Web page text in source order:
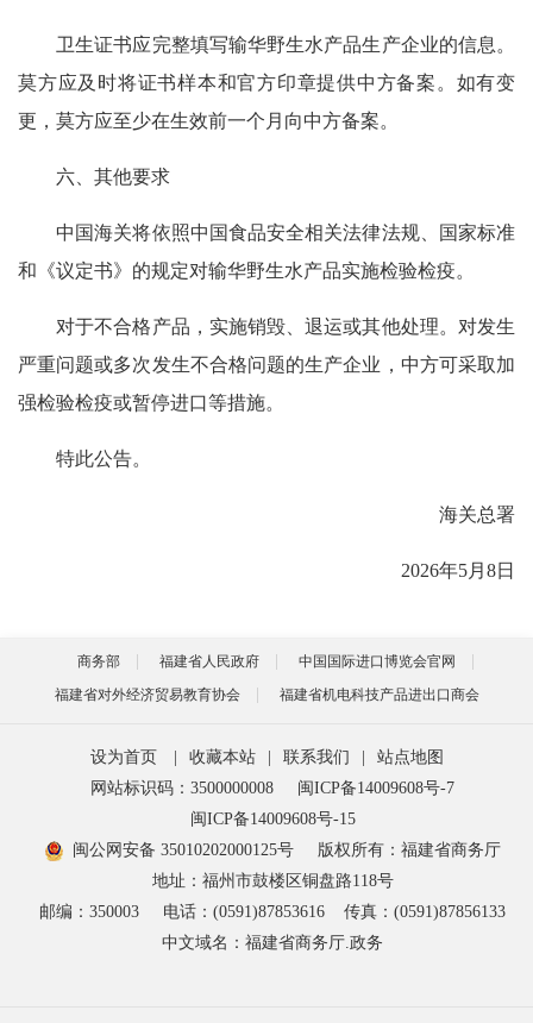
卫生证书应完整填写输华野生水产品生产企业的信息。
莫方应及时将证书样本和官方印章提供中方备案。如有变
更，莫方应至少在生效前一个月向中方备案。
六、其他要求
中国海关将依照中国食品安全相关法律法规、国家标准
和《议定书》的规定对输华野生水产品实施检验检疫。
对于不合格产品，实施销毁、退运或其他处理。对发生
严重问题或多次发生不合格问题的生产企业，中方可采取加
强检验检疫或暂停进口等措施。
特此公告。
海关总署
2026年5月8日
商务部 福建省人民政府
中国国际进口博览会官网
福建省对外经济贸易教育协会
福建省机电科技产品进出口商会
设为首页 收藏本站 联系我们
站点地图
网站标识码：3500000008
闽ICP备14009608号-7
闽ICP备14009608号-15
闽公网安备 35010202000125号
版权所有：福建省商务厅
地址：福州市鼓楼区铜盘路118号
邮编：350003
电话：(0591)87853616
传真：(0591)87856133
中文域名：福建省商务厅.政务